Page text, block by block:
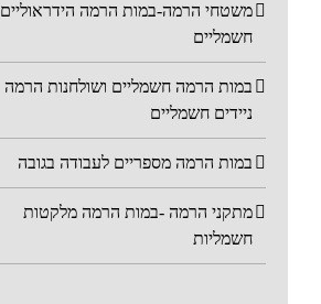
משטחי הרמה-במות הרמה הידראוליים
חשמליים
במות הרמה חשמליים ושולחנות הרמה
ניידים חשמליים
במות הרמה מספריים לעבודה בגובה
מתקני הרמה -במות הרמה מלקטות
חשמליות